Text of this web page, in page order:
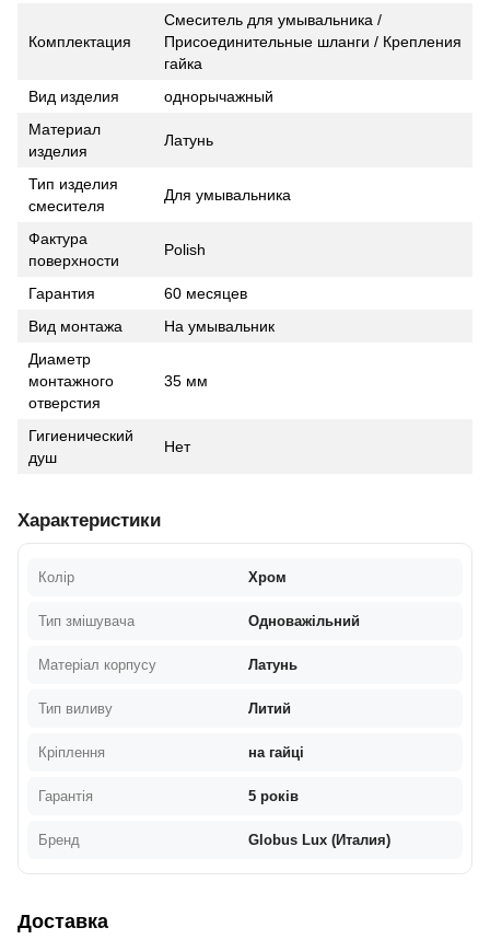
Комплектация
Смеситель для умывальника /
Присоединительные шланги / Крепления
гайка
Вид изделия
однорычажный
Материал
изделия
Латунь
Тип изделия
смесителя
Для умывальника
Фактура
поверхности
Polish
Гарантия
60 месяцев
Вид монтажа
На умывальник
Диаметр
монтажного
отверстия
35 мм
Гигиенический
душ
Нет
Характеристики
Колір Хром
Тип змішувача Одноважільний
Матеріал корпусу Латунь
Тип виливу Литий
Кріплення на гайці
Гарантія 5 років
Бренд Globus Lux (Италия)
Доставка